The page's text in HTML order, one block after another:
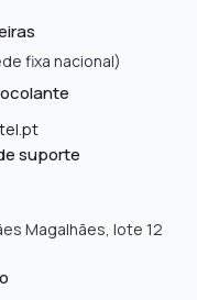
suporte
fixa nacional)
Magalhães, lote 12